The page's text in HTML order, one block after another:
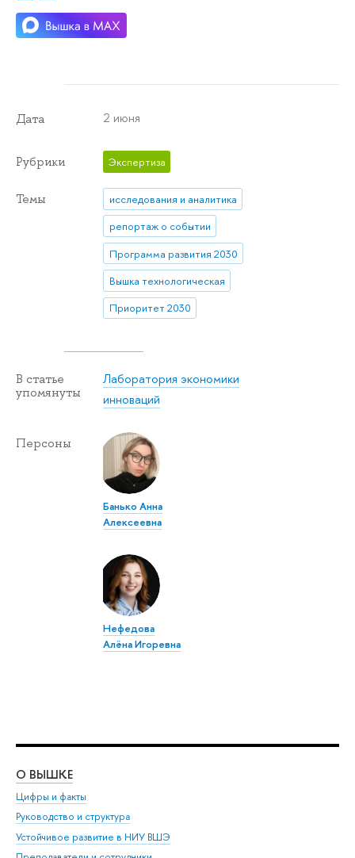
Дата 2 июня
Рубрики Экспертиза
Темы
исследования и аналитика
репортаж о событии
Программа развития 2030
Вышка технологическая
Приоритет 2030
В статье
упомянуты
Лаборатория экономики
инноваций
Персоны
Банько Анна
Алексеевна
Нефедова
Алёна Игоревна
О ВЫШКЕ
Цифры и факты
Руководство и структура
Устойчивое развитие в НИУ ВШЭ